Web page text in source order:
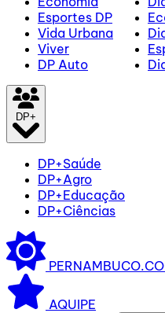
Esportes DP
Vida Urbana
Viver
DP Auto
DP+
DP+Saúde
DP+Agro
DP+Educação
DP+Ciências
AQUIPE